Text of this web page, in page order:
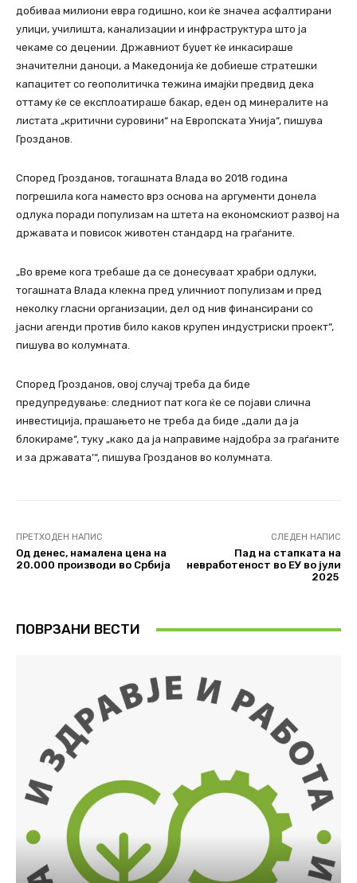
добиваа милиони евра годишно, кои ќе значеа асфалтирани
улици, училишта, канализации и инфраструктура што ја
чекаме со децении. Државниот буџет ќе инкасираше
значителни даноци, а Македонија ќе добиеше стратешки
капацитет со геополитичка тежина имајќи предвид дека
оттаму ќе се експлоатираше бакар, еден од минералите на
листата „критични суровини“ на Европската Унија“, пишува
Грозданов.
Според Грозданов, тогашната Влада во 2018 година
погрешила кога наместо врз основа на аргументи донела
одлука поради популизам на штета на економскиот развој на
државата и повисок животен стандард на граѓаните.
„Во време кога требаше да се донесуваат храбри одлуки,
тогашната Влада клекна пред уличниот популизам и пред
неколку гласни организации, дел од нив финансирани со
јасни агенди против било каков крупен индустриски проект“,
пишува во колумната.
Според Грозданов, овој случај треба да биде
предупредување: следниот пат кога ќе се појави слична
инвестиција, прашањето не треба да биде „дали да ја
блокираме“, туку „како да ја направиме најдобра за граѓаните
и за државата’“, пишува Грозданов во колумната.
ПРЕТХОДЕН НАПИС
Од денес, намалена цена на
20.000 производи во Србија
СЛЕДЕН НАПИС
Пад на стапката на
невработеност во ЕУ во јули
2025
ПОВРЗАНИ ВЕСТИ